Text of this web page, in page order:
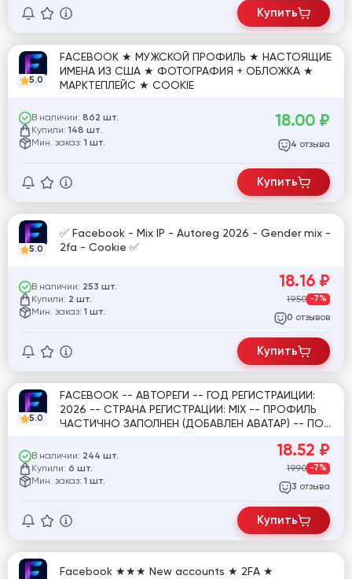
Купить
5.0
FACEBOOK ★ МУЖСКОЙ ПРОФИЛЬ ★ НАСТОЯЩИЕ
ИМЕНА ИЗ США ★ ФОТОГРАФИЯ + ОБЛОЖКА ★
МАРКТЕПЛЕЙС ★ COOKIE
В наличии: 862 шт.
Купили: 148 шт.
Мин. заказ: 1 шт.
18.00 ₽
4 отзыва
Купить
5.0
✅ Facebook - Mix IP - Autoreg 2026 - Gender mix -
2fa - Cookie ✅
В наличии: 253 шт.
Купили: 2 шт.
Мин. заказ: 1 шт.
18.16 ₽
19.50 -7%
0 отзывов
Купить
5.0
FACEBOOK -- АВТОРЕГИ -- ГОД РЕГИСТРАИЦИИ:
2026 -- СТРАНА РЕГИСТРАЦИИ: MIX -- ПРОФИЛЬ
ЧАСТИЧНО ЗАПОЛНЕН (ДОБАВЛЕН АВАТАР) -- ПОЛ:
В наличии: 244 шт.
Купили: 6 шт.
Мин. заказ: 1 шт.
18.52 ₽
19.90 -7%
3 отзыва
Купить
Facebook ★★★ New accounts ★ 2FA ★